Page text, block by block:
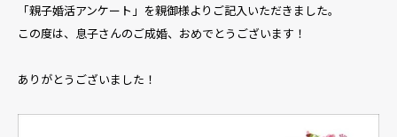
「親子婚活アンケート」を親御様よりご記入いただきました。
この度は、息子さんのご成婚、おめでとうございます！
ありがとうございました！